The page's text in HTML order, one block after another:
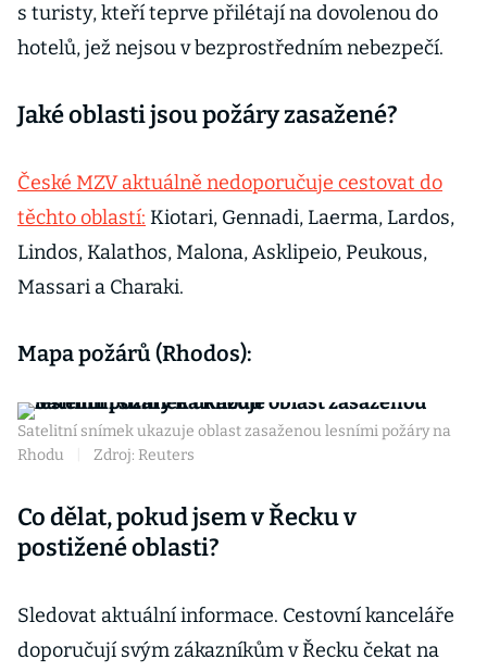
s turisty, kteří teprve přilétají na dovolenou do
hotelů, jež nejsou v bezprostředním nebezpečí.
Jaké oblasti jsou požáry zasažené?
České MZV aktuálně nedoporučuje cestovat do
těchto oblastí: Kiotari, Gennadi, Laerma, Lardos,
Lindos, Kalathos, Malona, Asklipeio, Peukous,
Massari a Charaki.
Mapa požárů (Rhodos):
Satelitní snímek ukazuje oblast zasaženou lesními požáry na
Rhodu
Zdroj: Reuters
Co dělat, pokud jsem v Řecku v
postižené oblasti?
Sledovat aktuální informace. Cestovní kanceláře
doporučují svým zákazníkům v Řecku čekat na